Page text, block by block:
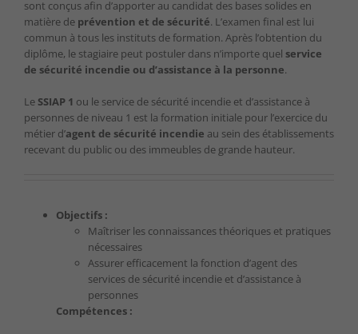
sont conçus afin d’apporter au candidat des bases solides en
matière de prévention et de sécurité. L’examen final est lui
commun à tous les instituts de formation. Après l’obtention du
diplôme, le stagiaire peut postuler dans n’importe quel service
de sécurité incendie ou d’assistance à la personne.
Le SSIAP 1 ou le service de sécurité incendie et d’assistance à
personnes de niveau 1 est la formation initiale pour l’exercice du
métier d’agent de sécurité incendie au sein des établissements
recevant du public ou des immeubles de grande hauteur.
Objectifs :
Maîtriser les connaissances théoriques et pratiques
nécessaires
Assurer efficacement la fonction d’agent des
services de sécurité incendie et d’assistance à
personnes
Compétences :